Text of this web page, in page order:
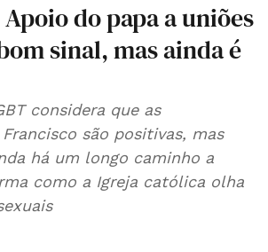
Apoio do papa a uniões
sinal, mas ainda é
considera que as
são positivas, mas
há um longo caminho a
como a Igreja católica olha